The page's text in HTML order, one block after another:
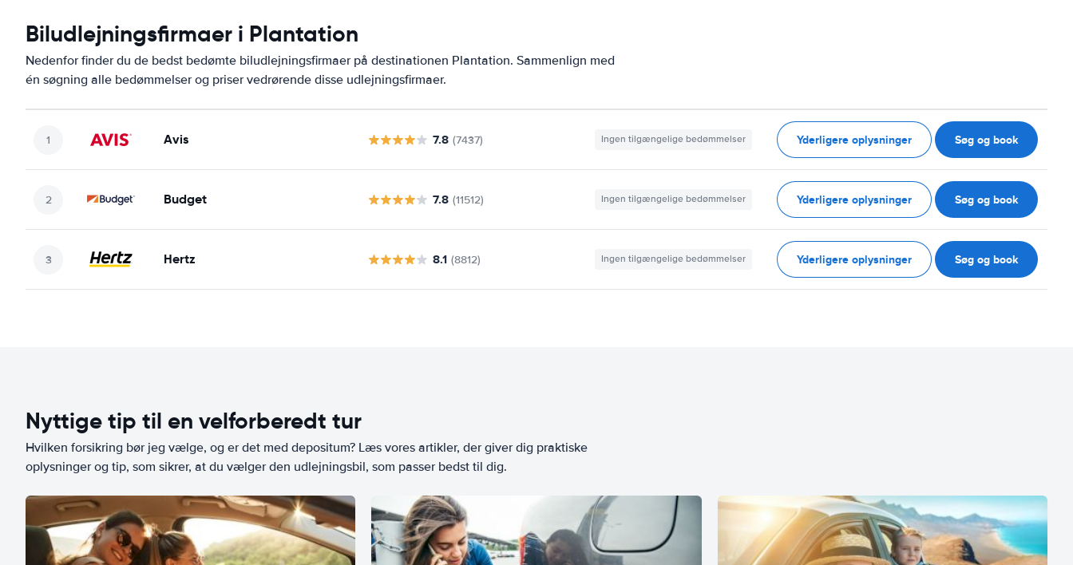
Biludlejningsfirmaer i Plantation
Nedenfor finder du de bedst bedømte biludlejningsfirmaer på destinationen Plantation. Sammenlign med
én søgning alle bedømmelser og priser vedrørende disse udlejningsfirmaer.
Avis 7.8 (7437) Ingen tilgængelige bedømmelser Yderligere oplysninger Søg og book
Budget 7.8 (11512) Ingen tilgængelige bedømmelser Yderligere oplysninger Søg og book
Hertz 8.1 (8812) Ingen tilgængelige bedømmelser Yderligere oplysninger Søg og book
Nyttige tip til en velforberedt tur
Hvilken forsikring bør jeg vælge, og er det med depositum? Læs vores artikler, der giver dig praktiske
oplysninger og tip, som sikrer, at du vælger den udlejningsbil, som passer bedst til dig.